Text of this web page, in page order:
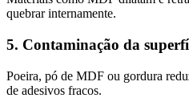
quebrar internamente.
5. Contaminação da
Poeira, pó de MDF ou gordura
de adesivos fracos.